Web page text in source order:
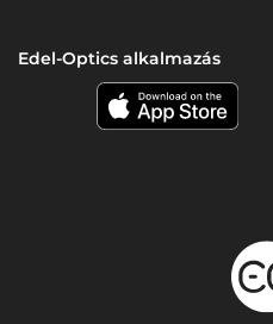
Edel-Optics alkalmazás